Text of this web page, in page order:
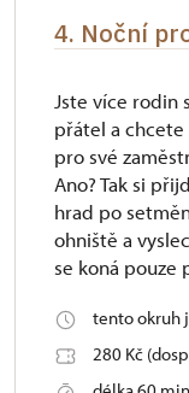
4. Noční
Jste více rodin
přátel a chcete
pro své
Ano? Tak si
hrad po
ohniště a
se koná pouze
tento okruh
280 Kč